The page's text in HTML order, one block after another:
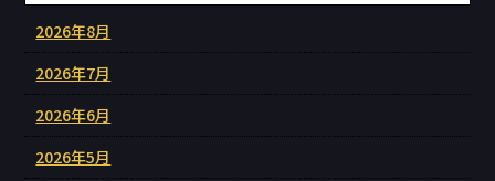
2026年8月
2026年7月
2026年6月
2026年5月